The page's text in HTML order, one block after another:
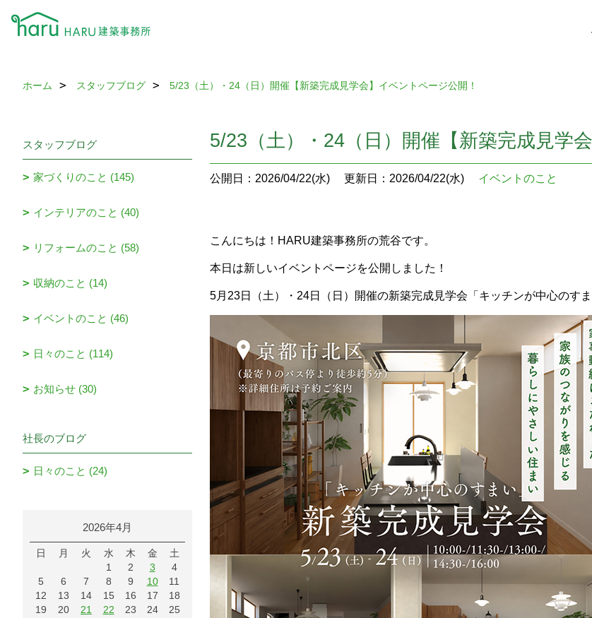
ホーム スタッフブログ 5/23（土）・24（日）開催【新築完成見学会】イベントページ公開！
5/23（土）・24（日）開催【新築完成見学
公開日：2026/04/22(水) 更新日：2026/04/22(水) イベントのこと
こんにちは！HARU建築事務所の荒谷です。
本日は新しいイベントページを公開しました！
5月23日（土）・24日（日）開催の新築完成見学会「キッチンが中心のすま
スタッフブログ
家づくりのこと (145)
インテリアのこと (40)
リフォームのこと (58)
収納のこと (14)
イベントのこと (46)
日々のこと (114)
お知らせ (30)
社長のブログ
日々のこと (24)
2026年4月
日 月 火 水 木 金
土
1
2 3
4
5
6 7 8 9 10
11
12
13 14 15 16 17
18
19
20 21 22 23 24
25